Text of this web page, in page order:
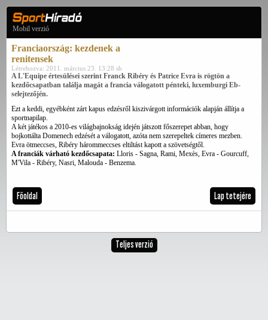
Mobil verzió
Franciaország: kezdenek a
renitensek
Létrehozva: 2011. március 23. 13:28 sh
A L'Equipe értesülései szerint Franck Ribéry és Patrice Evra is rögtön a
kezdőcsapatban találja magát a francia válogatott pénteki, luxemburgi Eb-
selejtezőjén.
Ezt a keddi, egyébként zárt kapus edzésről kiszivárgott információk alapján állítja a
sportnapilap.
A két játékos a 2010-es világbajnokság idején játszott főszerepet abban, hogy
bojkottálta Domenech edzését a válogatott, azóta nem szerepeltek címeres mezben.
Evra ötmeccses, Ribéry hárommeccses eltiltást kapott a szövetségtől.
A franciák várható kezdőcsapata: Lloris - Sagna, Rami, Mexès, Evra - Gourcuff,
M'Vila - Ribéry, Nasri, Malouda - Benzema.
Főoldal Lap tetejére
Teljes verzió